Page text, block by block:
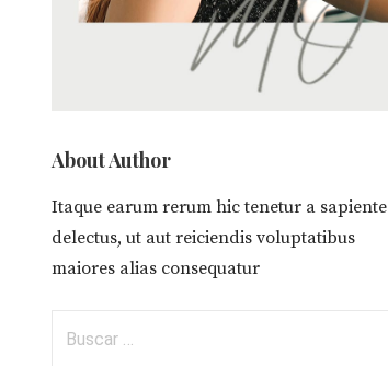
About Author
Itaque earum rerum hic tenetur a sapiente
delectus, ut aut reiciendis voluptatibus
maiores alias consequatur